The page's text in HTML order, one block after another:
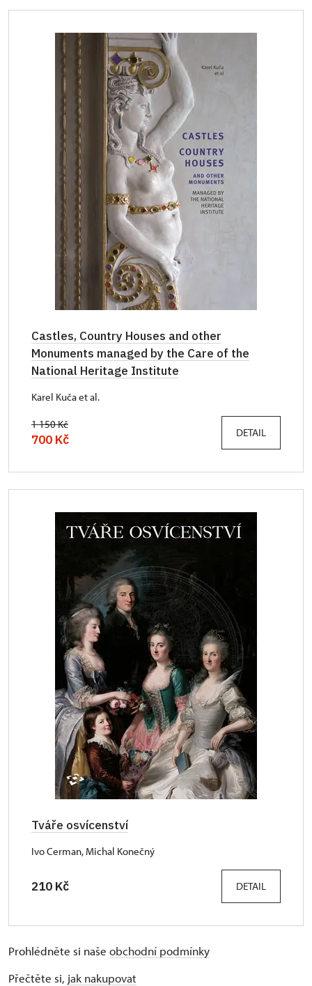
Castles, Country Houses and other
Monuments managed by the Care of the
National Heritage Institute
Karel Kuča et al.
1 150 Kč
700 Kč DETAIL
Tváře osvícenství
Ivo Cerman, Michal Konečný
210 Kč DETAIL
Prohlédněte si naše obchodní podmínky
Přečtěte si, jak nakupovat